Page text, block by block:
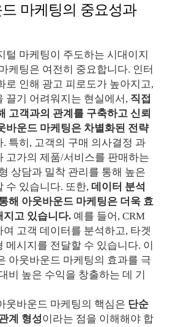
마케팅의 중요성과
털 마케팅이 주도하는 시대이지
케팅은 여전히 중요합니다. 인터
로 인해 광고 피로도가 높아지고,
끌기 어려워지는 현실에서, 직접
고객과의 관계를 구축하고 신뢰
바운드 마케팅은 차별화된 전략
. 특히, 고객의 구매 의사결정 과
고가의 제품/서비스를 판매하는
상담과 밀착 관리를 통해 높은
수 있습니다. 또한, 데이터 분석
해 아웃바운드 마케팅은 더욱 효
지고 있습니다. 예를 들어, CRM
고객 데이터를 분석하고, 타겟
메시지를 전달할 수 있습니다. 이
아웃바운드 마케팅의 효과를 극
비 높은 수익을 창출하는 데 기
웃바운드 마케팅의 핵심은 단순
계 형성이라는 점을 이해해야 합